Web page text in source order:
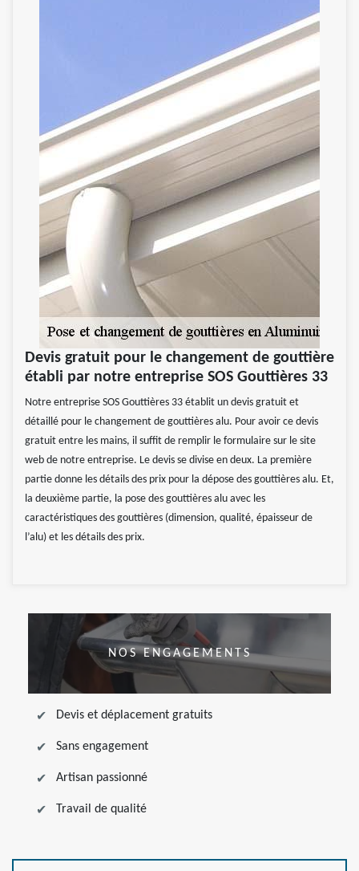
Devis gratuit pour le changement de gouttière
établi par notre entreprise SOS Gouttières 33
Notre entreprise SOS Gouttières 33 établit un devis gratuit et
détaillé pour le changement de gouttières alu. Pour avoir ce devis
gratuit entre les mains, il suffit de remplir le formulaire sur le site
web de notre entreprise. Le devis se divise en deux. La première
partie donne les détails des prix pour la dépose des gouttières alu. Et,
la deuxième partie, la pose des gouttières alu avec les
caractéristiques des gouttières (dimension, qualité, épaisseur de
l’alu) et les détails des prix.
NOS ENGAGEMENTS
Devis et déplacement gratuits
Sans engagement
Artisan passionné
Travail de qualité